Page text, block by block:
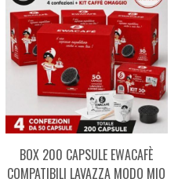
BOX 200 CAPSULE EWACAFÈ
COMPATIBILI LAVAZZA MODO MIO